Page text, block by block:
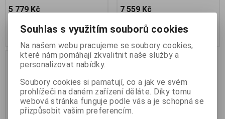
5 779 Kč
Koupit
7 559 Kč
Koupit
Souhlas s využitím souborů cookies
Na našem webu pracujeme se soubory cookies,
které nám pomáhají zkvalitnit naše služby a
personalizovat nabídky.
Soubory cookies si pamatují, co a jak ve svém
prohlížeči na daném zařízení děláte. Díky tomu
webová stránka funguje podle vás a je schopná se
přizpůsobit vašim preferencím.